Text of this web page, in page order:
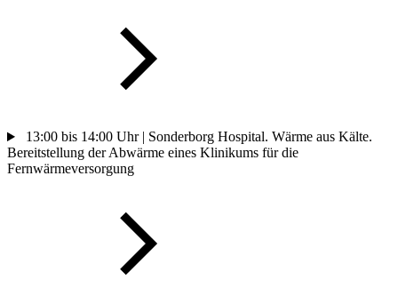
13:00 bis 14:00 Uhr | Sonderborg Hospital. Wärme aus Kälte.
Bereitstellung der Abwärme eines Klinikums für die
Fernwärmeversorgung